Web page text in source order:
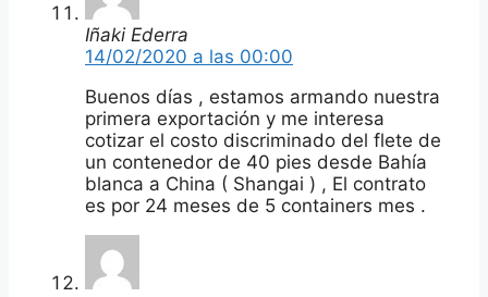
Iñaki Ederra
14/02/2020 a las 00:00
Buenos días , estamos armando nuestra
primera exportación y me interesa
cotizar el costo discriminado del flete de
un contenedor de 40 pies desde Bahía
blanca a China ( Shangai ) , El contrato
es por 24 meses de 5 containers mes .